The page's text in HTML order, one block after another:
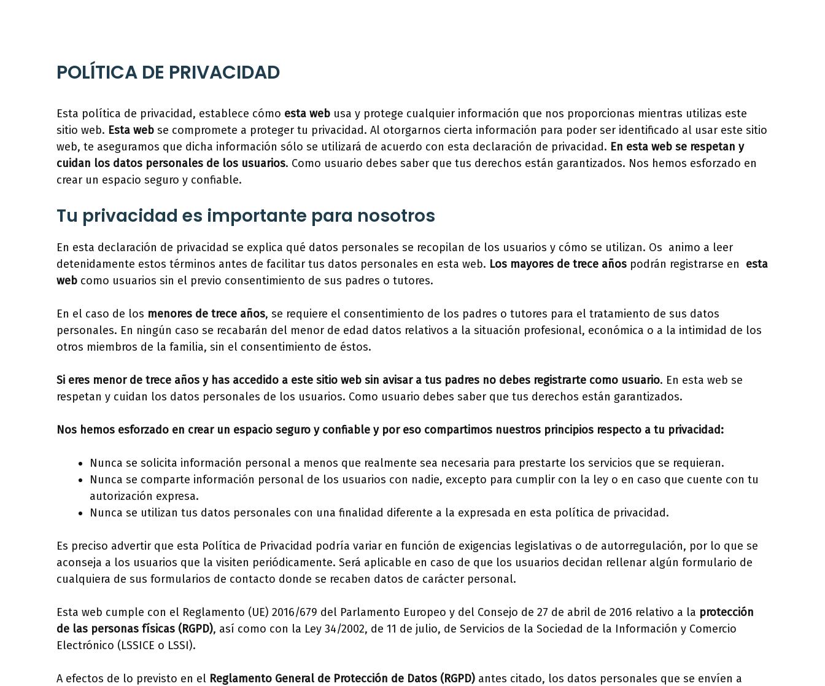
POLÍTICA DE PRIVACIDAD
Esta política de privacidad, establece cómo esta web usa y protege cualquier información que nos proporcionas mientras utilizas este
sitio web. Esta web se compromete a proteger tu privacidad. Al otorgarnos cierta información para poder ser identificado al usar este sitio
web, te aseguramos que dicha información sólo se utilizará de acuerdo con esta declaración de privacidad. En esta web se respetan y
cuidan los datos personales de los usuarios. Como usuario debes saber que tus derechos están garantizados. Nos hemos esforzado en
crear un espacio seguro y confiable.
Tu privacidad es importante para nosotros
En esta declaración de privacidad se explica qué datos personales se recopilan de los usuarios y cómo se utilizan. Os animo a leer
detenidamente estos términos antes de facilitar tus datos personales en esta web. Los mayores de trece años podrán registrarse en esta
web como usuarios sin el previo consentimiento de sus padres o tutores.
En el caso de los menores de trece años, se requiere el consentimiento de los padres o tutores para el tratamiento de sus datos
personales. En ningún caso se recabarán del menor de edad datos relativos a la situación profesional, económica o a la intimidad de los
otros miembros de la familia, sin el consentimiento de éstos.
Si eres menor de trece años y has accedido a este sitio web sin avisar a tus padres no debes registrarte como usuario. En esta web se
respetan y cuidan los datos personales de los usuarios. Como usuario debes saber que tus derechos están garantizados.
Nos hemos esforzado en crear un espacio seguro y confiable y por eso compartimos nuestros principios respecto a tu privacidad:
Nunca se solicita información personal a menos que realmente sea necesaria para prestarte los servicios que se requieran.
Nunca se comparte información personal de los usuarios con nadie, excepto para cumplir con la ley o en caso que cuente con tu
autorización expresa.
Nunca se utilizan tus datos personales con una finalidad diferente a la expresada en esta política de privacidad.
Es preciso advertir que esta Política de Privacidad podría variar en función de exigencias legislativas o de autorregulación, por lo que se
aconseja a los usuarios que la visiten periódicamente. Será aplicable en caso de que los usuarios decidan rellenar algún formulario de
cualquiera de sus formularios de contacto donde se recaben datos de carácter personal.
Esta web cumple con el Reglamento (UE) 2016/679 del Parlamento Europeo y del Consejo de 27 de abril de 2016 relativo a la protección
de las personas físicas (RGPD), así como con la Ley 34/2002, de 11 de julio, de Servicios de la Sociedad de la Información y Comercio
Electrónico (LSSICE o LSSI).
A efectos de lo previsto en el Reglamento General de Protección de Datos (RGPD) antes citado, los datos personales que se envíen a